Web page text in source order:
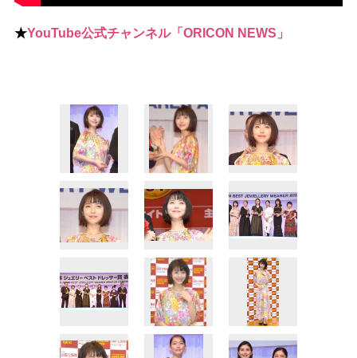
★YouTube公式チャンネル「ORICON NEWS」